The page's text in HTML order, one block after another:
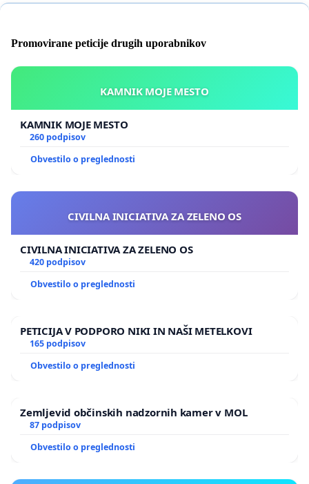
Promovirane peticije drugih uporabnikov
KAMNIK MOJE MESTO
KAMNIK MOJE MESTO
260 podpisov
Obvestilo o preglednosti
CIVILNA INICIATIVA ZA ZELENO OS
CIVILNA INICIATIVA ZA ZELENO OS
420 podpisov
Obvestilo o preglednosti
PETICIJA V PODPORO NIKI IN NAŠI METELKOVI
165 podpisov
Obvestilo o preglednosti
Zemljevid občinskih nadzornih kamer v MOL
87 podpisov
Obvestilo o preglednosti